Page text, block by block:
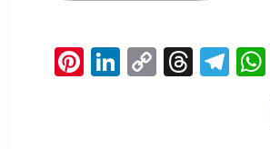
Twitter
WhatsApp
Telegram
Threads
Copy